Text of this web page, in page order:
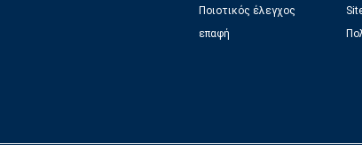
Ποιοτικός έλεγχος
επαφή